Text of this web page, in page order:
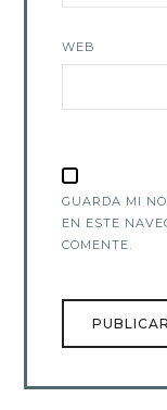
WEB
GUARDA MI
EN ESTE
COMENTE.